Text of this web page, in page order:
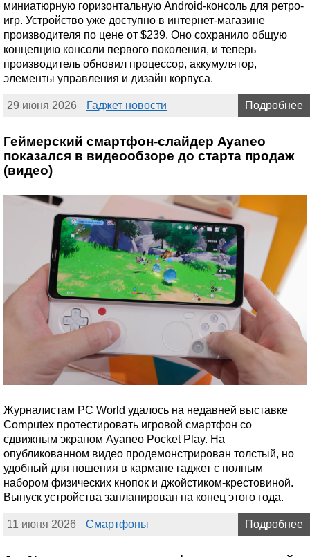
миниатюрную горизонтальную Android-консоль для ретро-
игр. Устройство уже доступно в интернет-магазине
производителя по цене от $239. Оно сохранило общую
концепцию консоли первого поколения, и теперь
производитель обновил процессор, аккумулятор,
элементы управления и дизайн корпуса.
29 июня 2026 Гаджет новости Подробнее
Геймерский смартфон-слайдер Ayaneo
показался в видеообзоре до старта продаж
(видео)
Журналистам PC World удалось на недавней выставке
Computex протестировать игровой смартфон со
сдвижным экраном Ayaneo Pocket Play. На
опубликованном видео продемонстрирован толстый, но
удобный для ношения в кармане гаджет с полным
набором физических кнопок и джойстиком-крестовиной.
Выпуск устройства запланирован на конец этого года.
11 июня 2026 Смартфоны Подробнее